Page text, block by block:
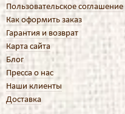
Пользовательское соглашение
Как оформить заказ
Гарантия и возврат
Карта сайта
Блог
Пресса о нас
Наши клиенты
Доставка